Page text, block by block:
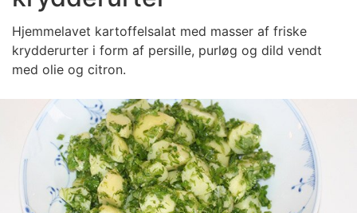
Hjemmelavet kartoffelsalat med masser af friske
krydderurter i form af persille, purløg og dild vendt
med olie og citron.